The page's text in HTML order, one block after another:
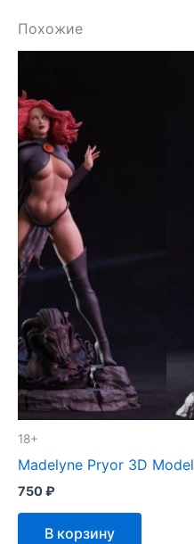
Похожие
18+
Madelyne Pryor 3D Model
750₽
В корзину